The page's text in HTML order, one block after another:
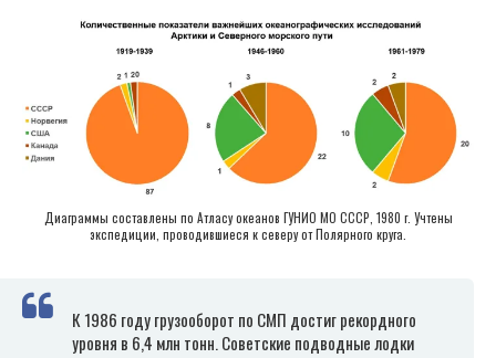
Диаграммы составлены по Атласу океанов ГУНИО МО СССР, 1980 г. Учтены
экспедиции, проводившиеся к северу от Полярного круга.
К 1986 году грузооборот по СМП достиг рекордного
уровня в 6,4 млн тонн. Советские подводные лодки